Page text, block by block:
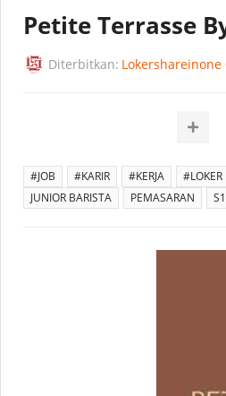
Petite Terrasse
Diterbitkan: Lokershareinone
#JOB #KARIR #KERJA #LOKER
JUNIOR BARISTA
PEMASARAN S1